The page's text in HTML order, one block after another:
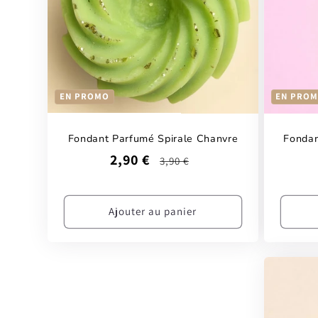
EN PROMO
Fondant Parfumé Spirale Chanvre
Prix
2,90 €
Prix
3,90 €
Ajouter au panier
EN